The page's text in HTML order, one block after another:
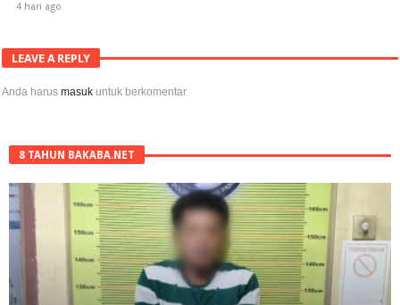
4 hari ago
LEAVE A REPLY
Anda harusmasuk untuk berkomentar.
8 TAHUN BAKABA.NET